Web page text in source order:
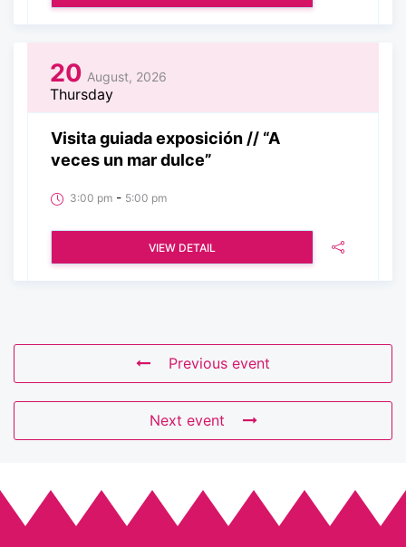
20 August, 2026
Thursday
Visita guiada exposición // “A
veces un mar dulce”
3:00 pm - 5:00 pm
VIEW DETAIL
Previous event
Next event